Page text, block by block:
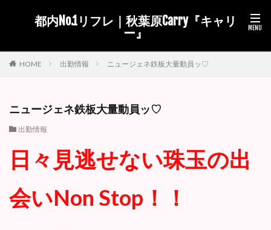
都内No.1リフレ｜秋葉原Carry『キャリ
ー』
HOME 出勤情報 ニュージェネ鉄板大量動員ッ♡
ニュージェネ鉄板大量動員ッ♡
出勤情報
日々見逃せない珠玉の出
会いNon Stop！！